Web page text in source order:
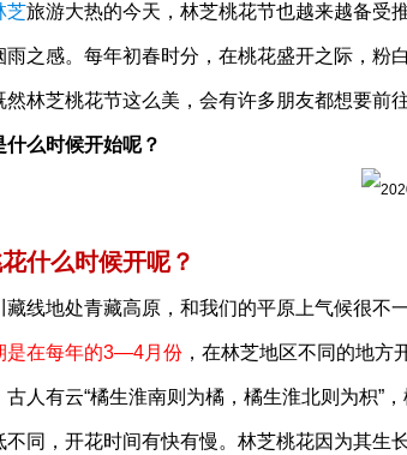
芝旅游大热的今天，林芝桃花节也越来越备受
雨之感。每年初春时分，在桃花盛开之际，粉
然林芝桃花节这么美，会有许多朋友都想要前
什么时候开始呢？
什么时候开呢？
线地处青藏高原，和我们的平原上气候很不
是在每年的3—4月份 ，在林芝地区不同的地
古人有云“橘生淮南则为橘，橘生淮北则为枳”
不同，开花时间有快有慢。林芝桃花因为其生